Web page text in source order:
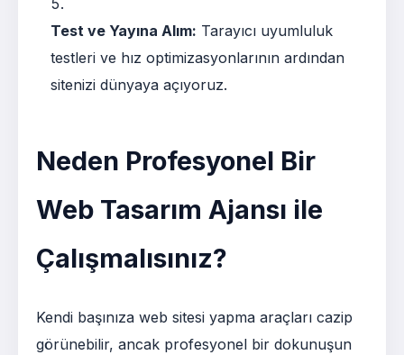
Test ve Yayına Alım: Tarayıcı uyumluluk
testleri ve hız optimizasyonlarının ardından
sitenizi dünyaya açıyoruz.
Neden Profesyonel Bir
Web Tasarım Ajansı ile
Çalışmalısınız?
Kendi başınıza web sitesi yapma araçları cazip
görünebilir, ancak profesyonel bir dokunuşun